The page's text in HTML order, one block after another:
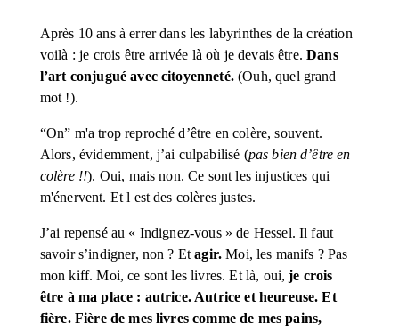
Après 10 ans à errer dans les labyrinthes de la création
voilà : je crois être arrivée là où je devais être. Dans
l’art conjugué avec citoyenneté. (Ouh, quel grand
mot !).
“On” m'a trop reproché d’être en colère, souvent.
Alors, évidemment, j’ai culpabilisé (pas bien d’être en
colère !!). Oui, mais non. Ce sont les injustices qui
m'énervent. Et l est des colères justes.
J’ai repensé au « Indignez-vous » de Hessel. Il faut
savoir s’indigner, non ? Et agir. Moi, les manifs ? Pas
mon kiff. Moi, ce sont les livres. Et là, oui, je crois
être à ma place : autrice. Autrice et heureuse. Et
fière. Fière de mes livres comme de mes pains,